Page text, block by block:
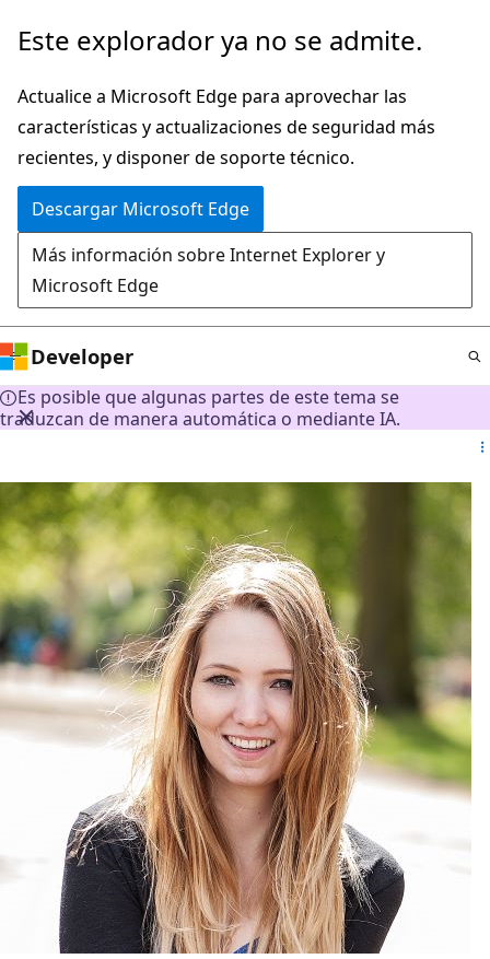
Ir
contenido
principal
Este explorador ya no se admite.
Actualice a Microsoft Edge para aprovechar las
características y actualizaciones de seguridad más
recientes, y disponer de soporte técnico.
Descargar Microsoft Edge
Más información sobre Internet Explorer y
Microsoft Edge
Developer
Es posible que algunas partes de este tema se
traduzcan de manera automática o mediante IA.